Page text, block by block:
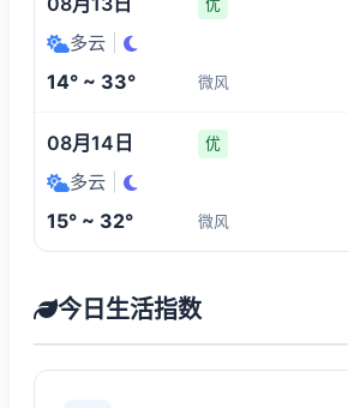
优
多云
14° ~ 33° 微风
08月14日 优
多云
15° ~ 32° 微风
今日生活指数